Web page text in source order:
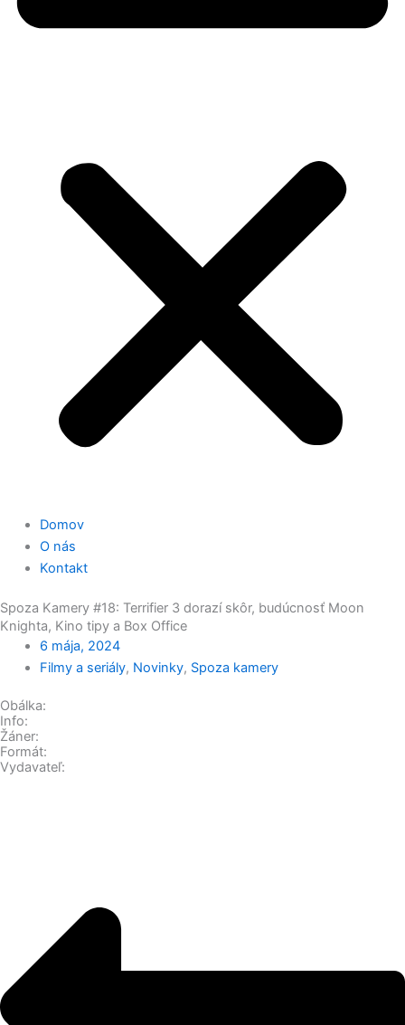
Domov
O nás
Kontakt
Spoza Kamery #18: Terrifier 3 dorazí skôr, budúcnosť Moon
Knighta, Kino tipy a Box Office
6 mája, 2024
Filmy a seriály, Novinky, Spoza kamery
Obálka:
Info:
Žáner:
Formát:
Vydavateľ: